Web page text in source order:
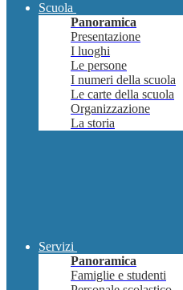
Scuola
Panoramica
Presentazione
I luoghi
Le persone
I numeri della scuola
Le carte della scuola
Organizzazione
La storia
Servizi
Panoramica
Famiglie e studenti